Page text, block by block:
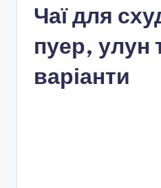
Чаї для
пуер, улун
варіанти